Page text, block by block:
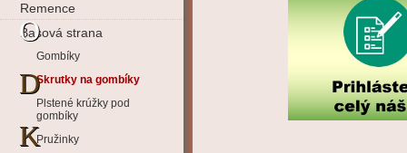
Remence
Basová strana
Gombíky
Skrutky na gombíky
Plstené krúžky pod
gombíky
Pružinky
O
D
K